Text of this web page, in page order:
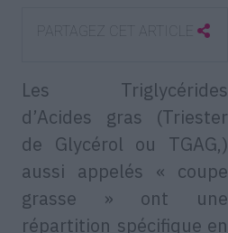
PARTAGEZ CET ARTICLE
Les Triglycérides
d’Acides gras (Triester
de Glycérol ou TGAG,)
aussi appelés « coupe
grasse » ont une
répartition spécifique en